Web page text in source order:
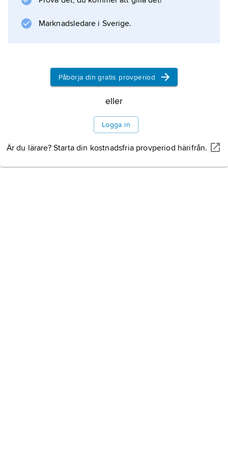
Marknadsledare i Sverige.
Påbörja din gratis provperiod
eller
Logga in
Är du lärare? Starta din kostnadsfria provperiod härifrån.